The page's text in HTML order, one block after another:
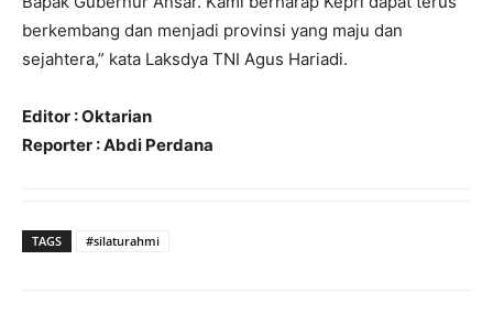
berkembang dan menjadi provinsi yang maju dan
sejahtera,” kata Laksdya TNI Agus Hariadi.
Editor : Oktarian
Reporter : Abdi Perdana
TAGS #silaturahmi